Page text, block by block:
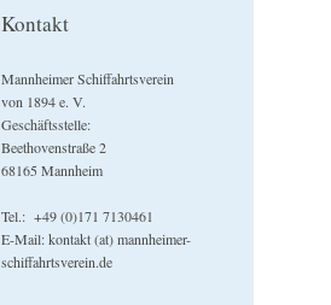
Kontakt
Mannheimer Schiffahrtsverein
von 1894 e. V.
Geschäftsstelle:
Beethovenstraße 2
68165 Mannheim
Tel.: +49 (0)171 7130461
E-Mail: kontakt (at) mannheimer-
schiffahrtsverein.de